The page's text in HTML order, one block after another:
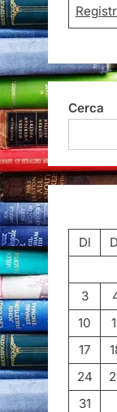
Cerca
Dl
3
10
17
24
31